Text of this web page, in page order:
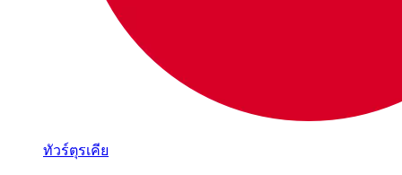
ทัวร์ตุรเคีย